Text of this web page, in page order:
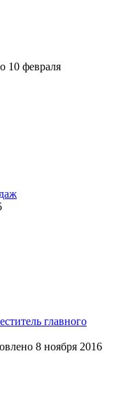
10 февраля
главного
8 ноября 2016